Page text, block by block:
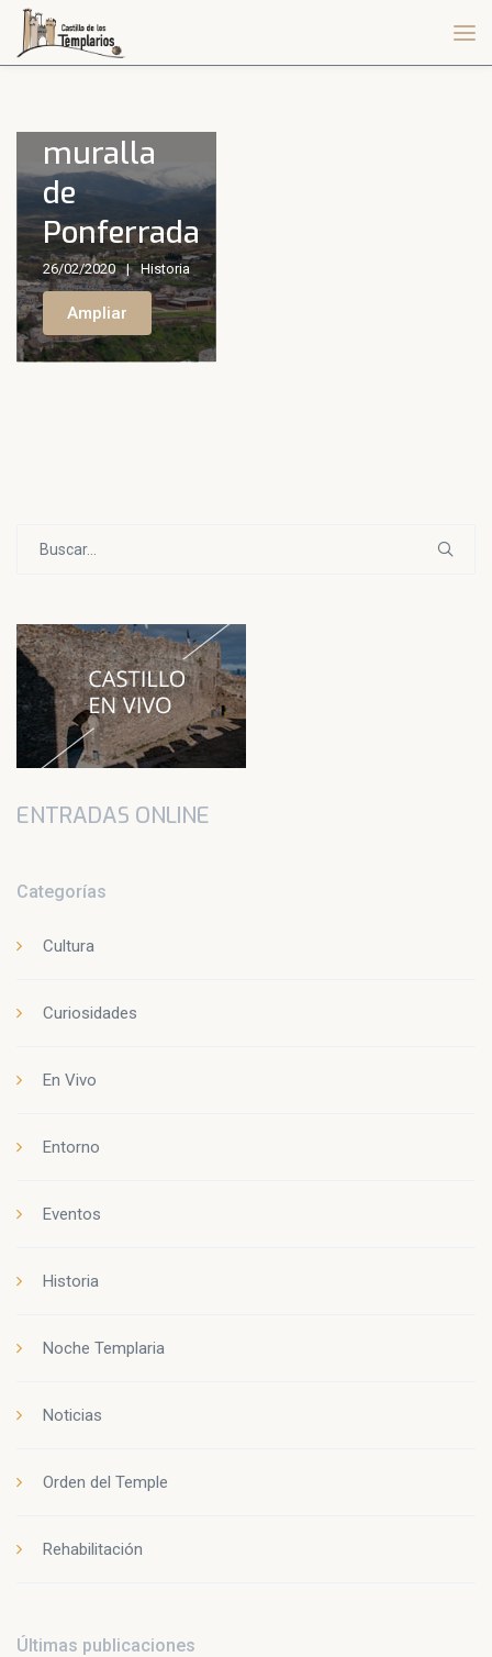
muralla
de
Ponferrada
26/02/2020 Historia
Ampliar
ENTRADAS ONLINE
Categorías
Cultura
Curiosidades
En Vivo
Entorno
Eventos
Historia
Noche Templaria
Noticias
Orden del Temple
Rehabilitación
Últimas publicaciones